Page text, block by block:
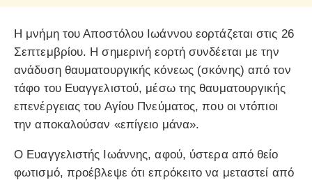
Η μνήμη του Αποστόλου Ιωάννου εορτάζεται στις 26
Σεπτεμβρίου. Η σημερινή εορτή συνδέεται με την
ανάδυση θαυματουργικής κόνεως (σκόνης) από τον
τάφο του Ευαγγελιστού, μέσω της θαυματουργικής
επενέργειας του Αγίου Πνεύματος, που οι ντόπιοι
την αποκαλούσαν «επίγειο μάνα».
Ο Ευαγγελιστής Ιωάννης, αφού, ύστερα από θείο
φωτισμό, προέβλεψε ότι επρόκειτο να μεταστεί από